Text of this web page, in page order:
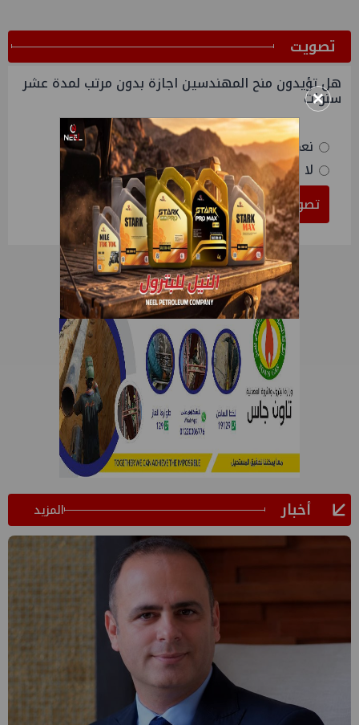
ﺗﺼﻮﻳﺖ
هل تؤيدون منح المهندسين اجازة بدون مرتب لمدة عشر
سنوات
نعم
لا
تصويت
النتائج
أخبار المزيد
×